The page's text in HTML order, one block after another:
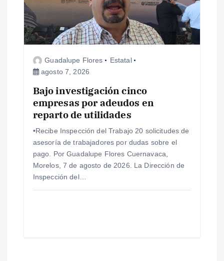
Guadalupe Flores
Estatal
agosto 7, 2026
Bajo investigación cinco
empresas por adeudos en
reparto de utilidades
•Recibe Inspección del Trabajo 20 solicitudes de
asesoría de trabajadores por dudas sobre el
pago. Por Guadalupe Flores Cuernavaca,
Morelos, 7 de agosto de 2026. La Dirección de
Inspección del…